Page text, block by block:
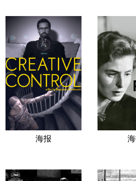
海报